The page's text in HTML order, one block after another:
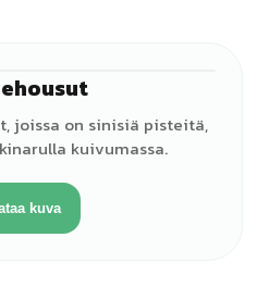
joissa on sinisiä pisteitä,
kuivumassa.
kuva